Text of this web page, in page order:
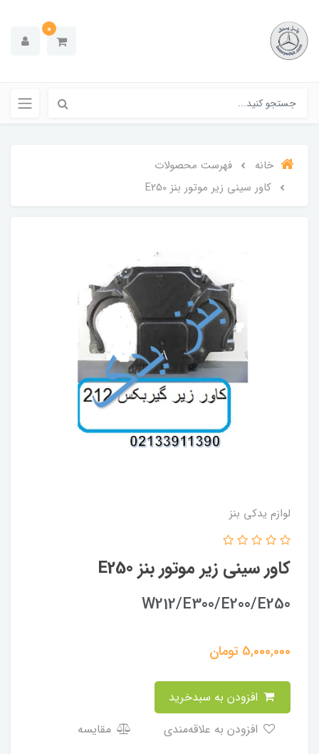
0
خانه
فهرست محصولات
کاور سینی زیر موتور بنز E250
لوازم یدکی بنز
کاور سینی زیر موتور بنز E250
W212/E300/E200/E250
5,000,000 تومان
مقایسه